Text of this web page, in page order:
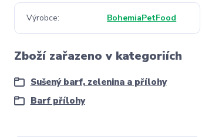
Výrobce BohemiaPetFood
Zboží zařazeno v kategoriích
Sušený barf, zelenina a přílohy
Barf přílohy